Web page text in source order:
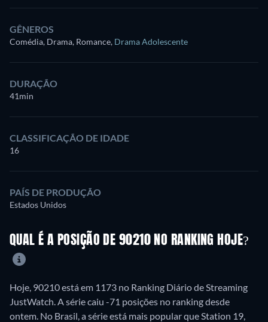
GÊNEROS
Comédia, Drama, Romance, Drama Adolescente
DURAÇÃO
41min
CLASSIFICAÇÃO DE IDADE
16
PAÍS DE PRODUÇÃO
Estados Unidos
QUAL É A POSIÇÃO DE 90210 NO RANKING HOJE?
Hoje, 90210 está em 1173 no Ranking Diário de Streaming
JustWatch. A série caiu -71 posições no ranking desde
ontem. No Brasil, a série está mais popular que Station 19,